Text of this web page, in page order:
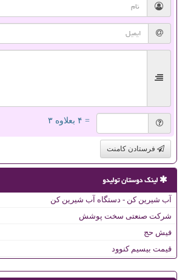
= ۴ بعلاوه ۳
فرستادن کامنت
لینک دوستان تولیدو
آب شیرین کن - دستگاه آب شیرین کن
شرکت صنعتی سخت پوشش
فیش حج
قیمت بیسیم کنوود